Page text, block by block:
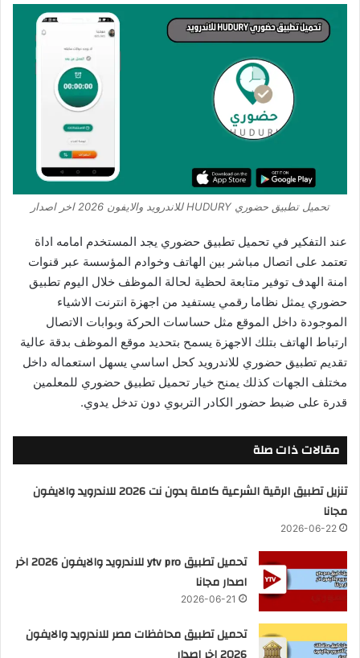
تحميل تطبيق حضوري HUDURY للاندرويد والايفون 2026 اخر اصدار
عند التفكير في تحميل تطبيق حضوري يجد المستخدم امامه اداة
تعتمد على اتصال مباشر بين الهاتف وخوادم المؤسسة عبر قنوات
امنة الهدف توفير متابعة لحظية لحالة الموظف خلال اليوم تطبيق
حضوري يمثل نظاما رقمي يستفيد من اجهزة انترنت الاشياء
الموجودة داخل الموقع مثل حساسات الحركة وبوابات الاتصال
ارتباط الهاتف بتلك الاجهزة يسمح بتحديد موقع الموظف بدقة عالية
تقديم تطبيق حضوري للاندرويد كحل اساسي يسهل استعماله داخل
مختلف الجهات كذلك يمنح خيار تحميل تطبيق حضوري للمعلمين
قدرة على ضبط حضور الكادر التربوي دون تدخل يدوي.
مقالات ذات صلة
تنزيل تطبيق الرقية الشرعية كاملة بدون نت 2026 للاندرويد والايفون
مجانا
2026-06-22
تحميل تطبيق ytv pro للاندرويد والايفون 2026 اخر
اصدار مجانا
2026-06-21
تحميل تطبيق محافظات مصر للاندرويد والايفون